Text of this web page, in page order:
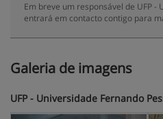
Em breve um responsável de UFP -
entrará em contacto contigo para
Galeria de imagens
UFP - Universidade Fernando